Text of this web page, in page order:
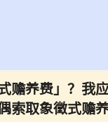
赡养费」？我
索取象徵式赡养
结婚，是否需要通知香
婚，但担心在香港不被
婚礼